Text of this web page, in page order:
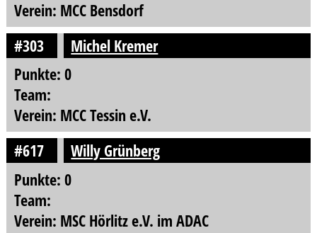
Verein: MCC Bensdorf
#303
Michel Kremer
Punkte: 0
Team:
Verein: MCC Tessin e.V.
#617
Willy Grünberg
Punkte: 0
Team:
Verein: MSC Hörlitz e.V. im ADAC